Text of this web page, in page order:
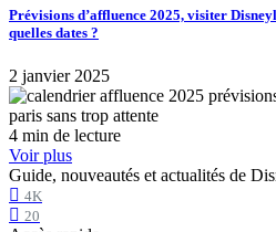
Prévisions d’affluence 2025, visiter
quelles dates ?
2 janvier 2025
4 min de lecture
Voir plus
Guide, nouveautés et actualités de
4K
20